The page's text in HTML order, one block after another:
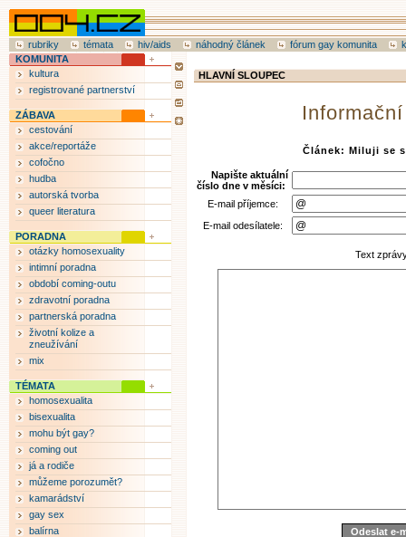
rubriky témata hiv/aids náhodný článek fórum gay komunita
HLAVNÍ SLOUPEC
Článek: Miluji se
Napište aktuální
číslo dne v měsíci:
E-mail příjemce:
E-mail odesílatele:
Text
KOMUNITA
kultura
registrované partnerství
ZÁBAVA
cestování
akce/reportáže
cofočno
hudba
autorská tvorba
queer literatura
PORADNA
otázky homosexuality
intimní poradna
období coming-outu
zdravotní poradna
partnerská poradna
životní kolize a
zneužívání
mix
TÉMATA
homosexualita
bisexualita
mohu být gay?
coming out
já a rodiče
můžeme porozumět?
kamarádství
gay sex
balírna